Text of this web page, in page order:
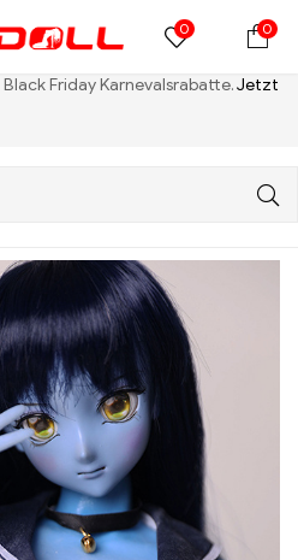
Black Friday Karnevalsrabatte.Jetzt
0 0